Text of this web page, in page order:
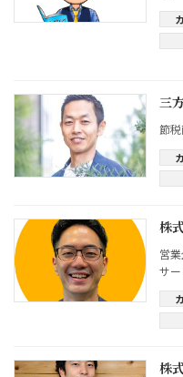
三
節
株
営
サー
株